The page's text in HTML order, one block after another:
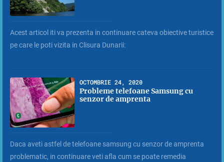
Acest articol iti va prezenta in continuare cateva obiective turistice
pe care le poti vizita in Clisura Dunarii:
OCTOMBRIE 24, 2020
Probleme telefoane Samsung cu
senzor de amprenta
Daca aveti astfel de telefoane samsung cu senzor de amprenta
problematic, in continuare veti afla cum se poate remedia